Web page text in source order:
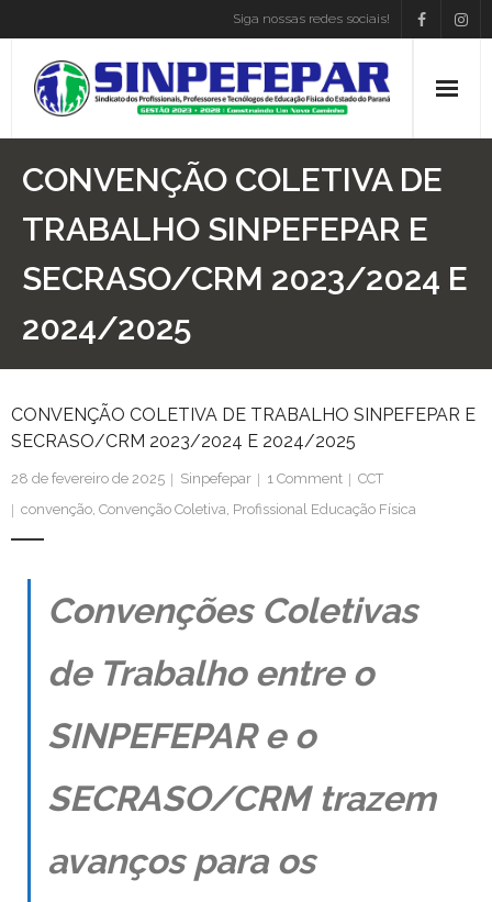
Siga nossas redes sociais!
Home
Institucional
Atos Presidência
Convenções
Associe-se
Empregos
Blog
CONVENÇÃO COLETIVA DE
TRABALHO SINPEFEPAR E
SECRASO/CRM 2023/2024 E
2024/2025
CONVENÇÃO COLETIVA DE TRABALHO SINPEFEPAR E
SECRASO/CRM 2023/2024 E 2024/2025
28 de fevereiro de 2025 Sinpefepar 1 Comment
CCT
convenção, Convenção Coletiva, Profissional Educação Física
Convenções Coletivas
de Trabalho entre o
SINPEFEPAR e o
SECRASO/CRM trazem
avanços para os